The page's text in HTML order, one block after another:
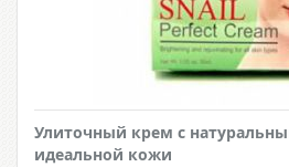
Улиточный крем с
идеальной кожи